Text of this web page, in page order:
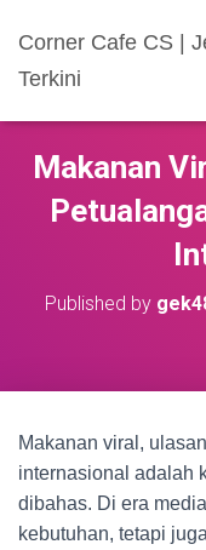
Corner Cafe CS |
Terkini
Makanan
Published by
Makanan viral,
internasional adalah
dibahas. Di era
kebutuhan, tetapi